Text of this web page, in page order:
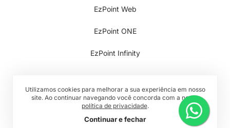
EzPoint Web
EzPoint ONE
EzPoint Infinity
Todos os direitos reservados © 2026 RwTech
Política de Privacidade
Termos de Uso
Utilizamos cookies para melhorar a sua experiência em nosso
site. Ao continuar navegando você concorda com a nossa
política de privacidade.
Continuar e fechar